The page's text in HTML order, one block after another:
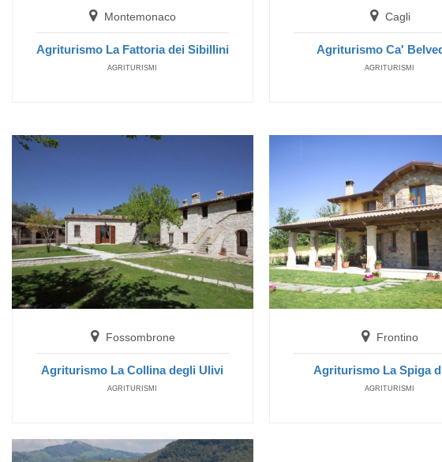
BAUERNHAUS
Montemonaco
Agriturismo La Fattoria dei Sibillini
AGRITURISMI
Cagli
Agriturismo Ca'
AGRITURISMI
Fossombrone
Agriturismo La Collina degli Ulivi
AGRITURISMI
Frontino
Agriturismo La Spiga
AGRITURISMI